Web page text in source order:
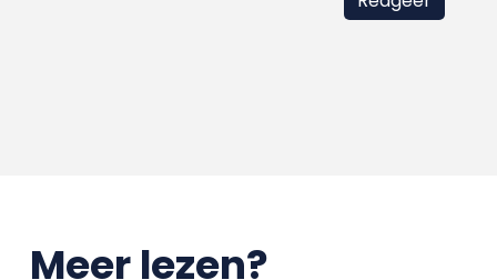
Meer lezen?